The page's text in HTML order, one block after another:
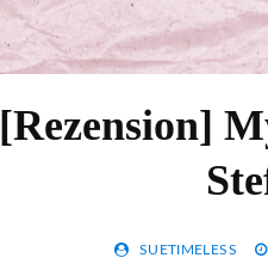
[Rezension]
SUETIMELESS